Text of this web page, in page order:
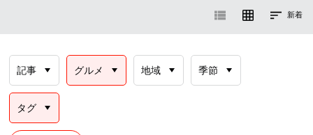
新着
記事 グルメ 地域 季節
タグ